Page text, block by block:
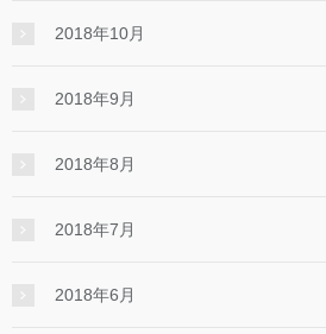
2018年10月
2018年9月
2018年8月
2018年7月
2018年6月